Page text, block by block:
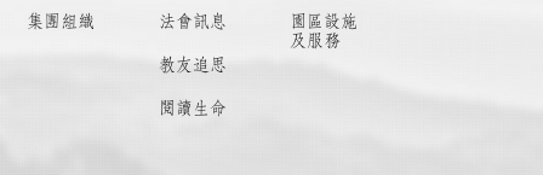
集團組織 法會訊息
教友追思
閱讀生命
園區設施
及服務